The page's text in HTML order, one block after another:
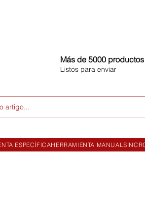
Más de 5000 productos
Listos para enviar
artigo...
ESPECÍFICAHERRAMIENTA MANUAL